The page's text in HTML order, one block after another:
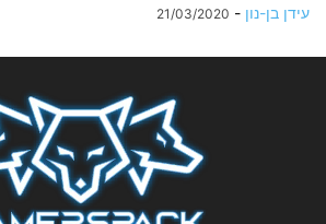
עידן בן-נון -
21/03/2020